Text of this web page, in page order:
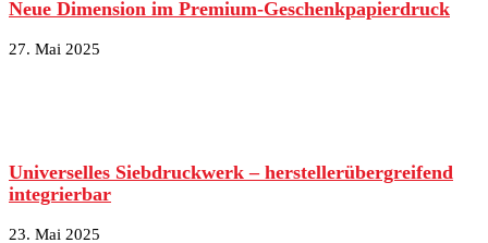
Neue Dimension im Premium-Geschenkpapierdruck
27. Mai 2025
Universelles Siebdruckwerk – herstellerübergreifend
integrierbar
23. Mai 2025